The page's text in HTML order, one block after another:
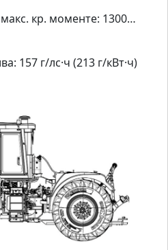
кр. моменте: 1300…
157 г/лс·ч (213 г/кВт·ч)